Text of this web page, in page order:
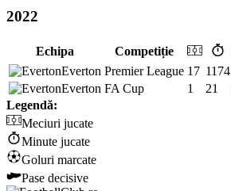
2022
Echipa
Competiție
Everton Premier League 17 1174
Everton FA Cup 1 21
Legendă:
Meciuri jucate
Minute jucate
Goluri marcate
Pase decisive